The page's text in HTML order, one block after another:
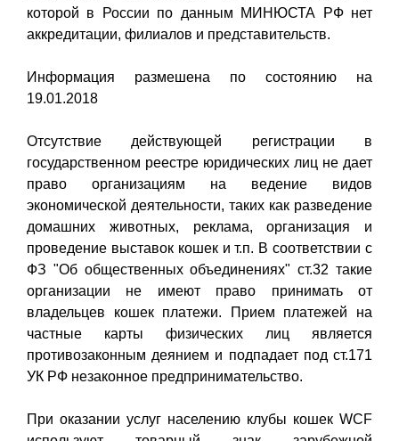
которой в России по данным МИНЮСТА РФ нет
аккредитации, филиалов и представительств.
Информация размешена по состоянию на
19.01.2018
Отсутствие действующей регистрации в
государственном реестре юридических лиц не дает
право организациям на ведение видов
экономической деятельности, таких как разведение
домашних животных, реклама, организация и
проведение выставок кошек и т.п. В соответствии с
ФЗ "Об общественных объединениях" ст.32 такие
организации не имеют право принимать от
владельцев кошек платежи. Прием платежей на
частные карты физических лиц является
противозаконным деянием и подпадает под ст.171
УК РФ незаконное предпринимательство.
При оказании услуг населению клубы кошек WCF